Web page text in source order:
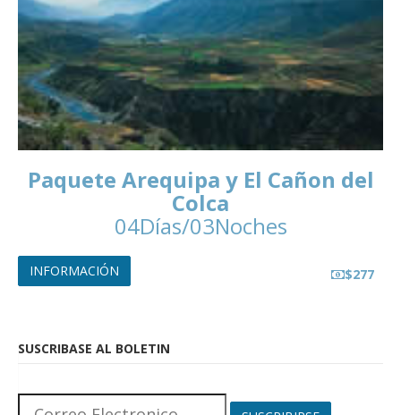
Paquete Arequipa y El Cañon del
Colca
04Días/03Noches
$277
INFORMACIÓN
SUSCRIBASE AL BOLETIN